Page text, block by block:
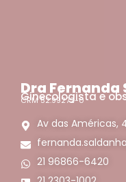
Dra Fernanda
Ginecologista e
CRM 52.99272-0
Av das Américas,
21 96866-6420